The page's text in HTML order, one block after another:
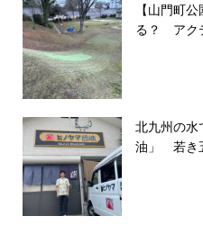
【山門町
る？ アク
北九州の水
油」 若き